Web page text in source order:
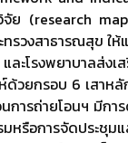
วิจัย (research
รวงสาธารณสุข ให้
ะโรงพยาบาลส่งเ
ด้วยกรอบ 6 เสาหลั
ารถ่ายโอนฯ มีการ
อการจัดประชุมแ